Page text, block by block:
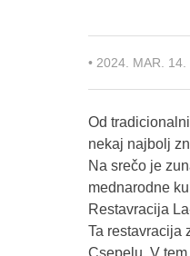
• 2024. MAR. 14.
Od
nekaj najbolj
Na srečo je
mednarodne
Restavracija
Ta restavracija
Csepelu. V